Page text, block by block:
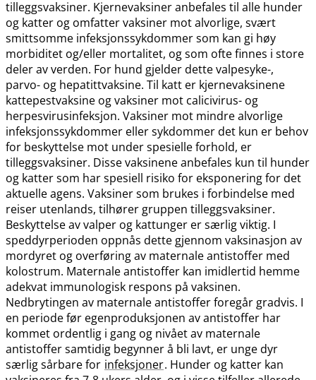
tilleggsvaksiner. Kjernevaksiner anbefales til alle hunder
og katter og omfatter vaksiner mot alvorlige, svært
smittsomme infeksjonssykdommer som kan gi høy
morbiditet og​/​eller mortalitet, og som ofte finnes i store
deler av verden. For hund gjelder dette valpesyke-,
parvo- og hepatittvaksine. Til katt er kjernevaksinene
kattepestvaksine og vaksiner mot calicivirus- og
herpesvirusinfeksjon. Vaksiner mot mindre alvorlige
infeksjonssykdommer eller sykdommer det kun er behov
for beskyttelse mot under spesielle forhold, er
tilleggsvaksiner. Disse vaksinene anbefales kun til hunder
og katter som har spesiell risiko for eksponering for det
aktuelle agens. Vaksiner som brukes i forbindelse med
reiser utenlands, tilhører gruppen tilleggsvaksiner.
Beskyttelse av valper og kattunger er særlig viktig. I
speddyrperioden oppnås dette gjennom vaksinasjon av
mordyret og overføring av maternale antistoffer med
kolostrum. Maternale antistoffer kan imidlertid hemme
adekvat immunologisk respons på vaksinen.
Nedbrytingen av maternale antistoffer foregår gradvis. I
en periode før egenproduksjonen av antistoffer har
kommet ordentlig i gang og nivået av maternale
antistoffer samtidig begynner å bli lavt, er unge dyr
særlig sårbare for infeksjoner. Hunder og katter kan